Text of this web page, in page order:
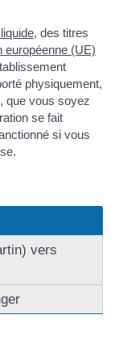
, des titres
européenne (UE)
physiquement,
que vous soyez
se fait
si vous
vers